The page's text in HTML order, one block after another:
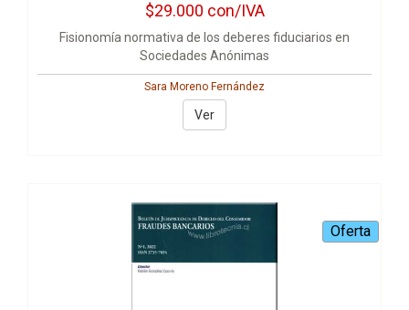
$29.000 con/IVA
Fisionomía normativa de los deberes fiduciarios en
Sociedades Anónimas
Sara Moreno Fernández
Ver